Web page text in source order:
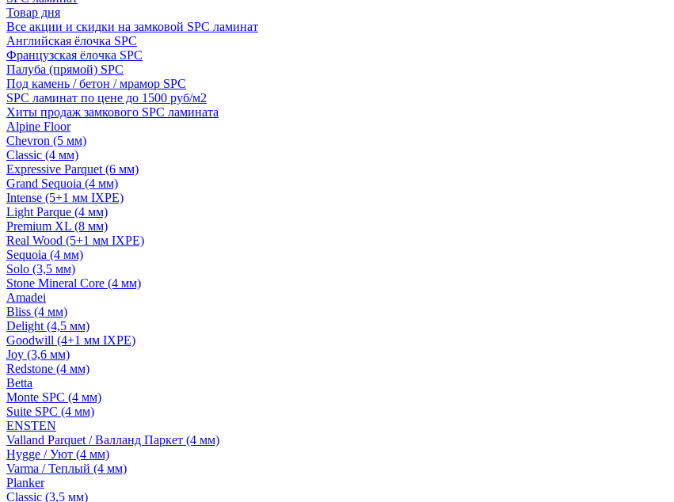
Товар дня
Все акции и скидки на замковой SPC ламинат
Английская ёлочка SPC
Французская ёлочка SPC
Палуба (прямой) SPC
Под камень / бетон / мрамор SPC
SPC ламинат по цене до 1500 руб/м2
Хиты продаж замкового SPC ламината
Alpine Floor
Chevron (5 мм)
Classic (4 мм)
Expressive Parquet (6 мм)
Grand Sequoia (4 мм)
Intense (5+1 мм IXPE)
Light Parque (4 мм)
Premium XL (8 мм)
Real Wood (5+1 мм IXPE)
Sequoia (4 мм)
Solo (3,5 мм)
Stone Mineral Core (4 мм)
Amadei
Bliss (4 мм)
Delight (4,5 мм)
Goodwill (4+1 мм IXPE)
Joy (3,6 мм)
Redstone (4 мм)
Betta
Monte SPC (4 мм)
Suite SPC (4 мм)
ENSTEN
Valland Parquet / Валланд Паркет (4 мм)
Hygge / Уют (4 мм)
Varma / Теплый (4 мм)
Planker
Classic (3,5 мм)